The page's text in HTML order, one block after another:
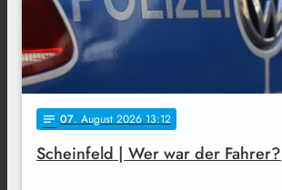
notes 07. August 2026 13:12
Scheinfeld | Wer war der Fahrer?